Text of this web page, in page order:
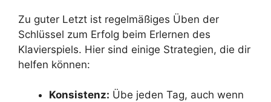
Zu guter Letzt ist regelmäßiges Üben der
Schlüssel zum Erfolg beim Erlernen des
Klavierspiels. Hier sind einige Strategien, die dir
helfen können:
Konsistenz: Übe jeden Tag, auch wenn